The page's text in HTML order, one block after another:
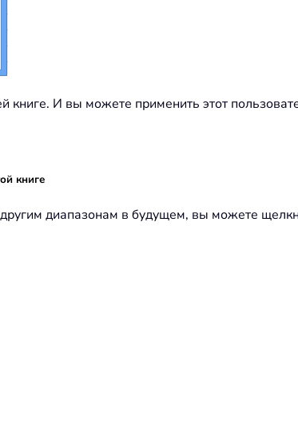
И вы можете применить этот
книге
диапазонам в будущем, вы можете